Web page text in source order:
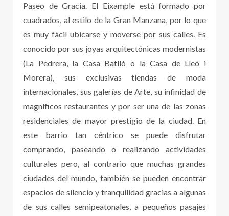
Paseo de Gracia. El Eixample está formado por
cuadrados, al estilo de la Gran Manzana, por lo que
es muy fácil ubicarse y moverse por sus calles. Es
conocido por sus joyas arquitectónicas modernistas
(La Pedrera, la Casa Batlló o la Casa de Lleó i
Morera), sus exclusivas tiendas de moda
internacionales, sus galerías de Arte, su infinidad de
magníficos restaurantes y por ser una de las zonas
residenciales de mayor prestigio de la ciudad. En
este barrio tan céntrico se puede disfrutar
comprando, paseando o realizando actividades
culturales pero, al contrario que muchas grandes
ciudades del mundo, también se pueden encontrar
espacios de silencio y tranquilidad gracias a algunas
de sus calles semipeatonales, a pequeños pasajes